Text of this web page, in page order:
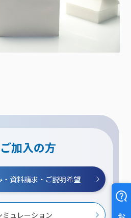
加入の方
資料請求・ご説明希望
ミュレーション